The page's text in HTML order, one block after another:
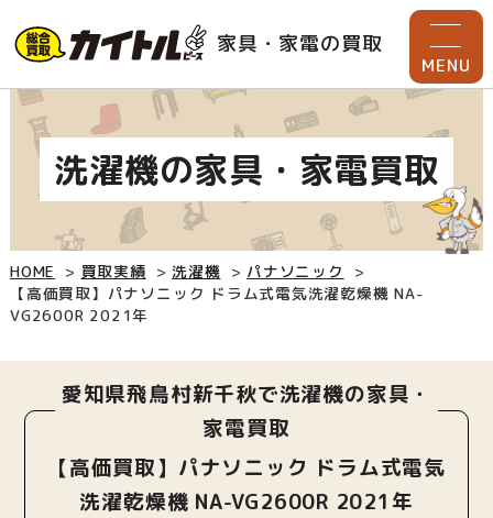
家具・家電の買取
MENU
洗濯機の家具・家電買取
HOME 買取実績 洗濯機
パナソニック
【高価買取】パナソニック ドラム式電気洗濯乾燥機 NA-
VG2600R 2021年
愛知県飛鳥村新千秋で洗濯機の家具・
家電買取
【高価買取】パナソニック ドラム式電気
洗濯乾燥機 NA-VG2600R 2021年